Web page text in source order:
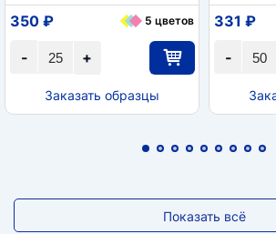
+
-
350 ₽ 5 цветов
Заказать образцы
-
331 ₽
Показать всё